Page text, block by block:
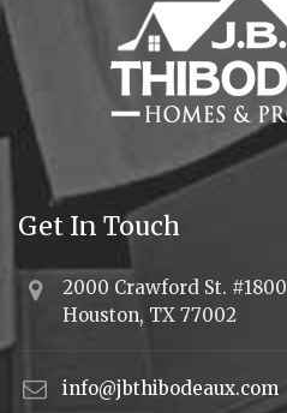
Get In Touch
2000 Crawford St. #1800
Houston, TX 77002
info@jbthibodeaux.com